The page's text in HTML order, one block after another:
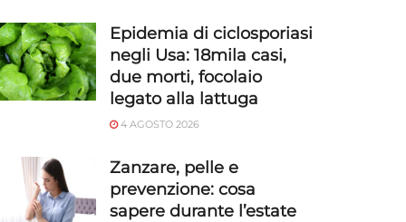
Epidemia di ciclosporiasi
negli Usa: 18mila casi,
due morti, focolaio
legato alla lattuga
4 AGOSTO 2026
Zanzare, pelle e
prevenzione: cosa
sapere durante l’estate